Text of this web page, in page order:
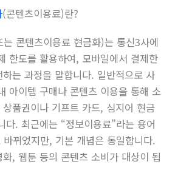
(콘텐츠이용료)란?
콘텐츠이용료 현금화)는 통신3사에
한도를 활용하여, 모바일에서 결제한
는 과정을 말합니다. 일반적으로 사
아이템 구매나 콘텐츠 이용을 통해 소
품권이나 기프트 카드, 심지어 현금
다. 최근에는 “정보이용료”라는 용어
뀌었지만, 기본 개념은 동일합니다.
, 웹툰 등의 콘텐츠 소비가 대상이 됩